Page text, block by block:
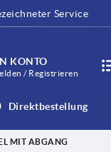
Service
KONTO
/ Registrieren
Direktbestellung
MIT ABGANG